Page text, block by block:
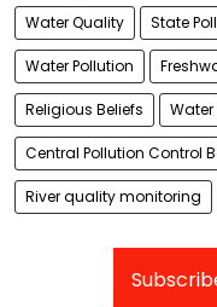
Water Quality State
Water Pollution
Religious Beliefs Water
Central Pollution Control
River quality monitoring